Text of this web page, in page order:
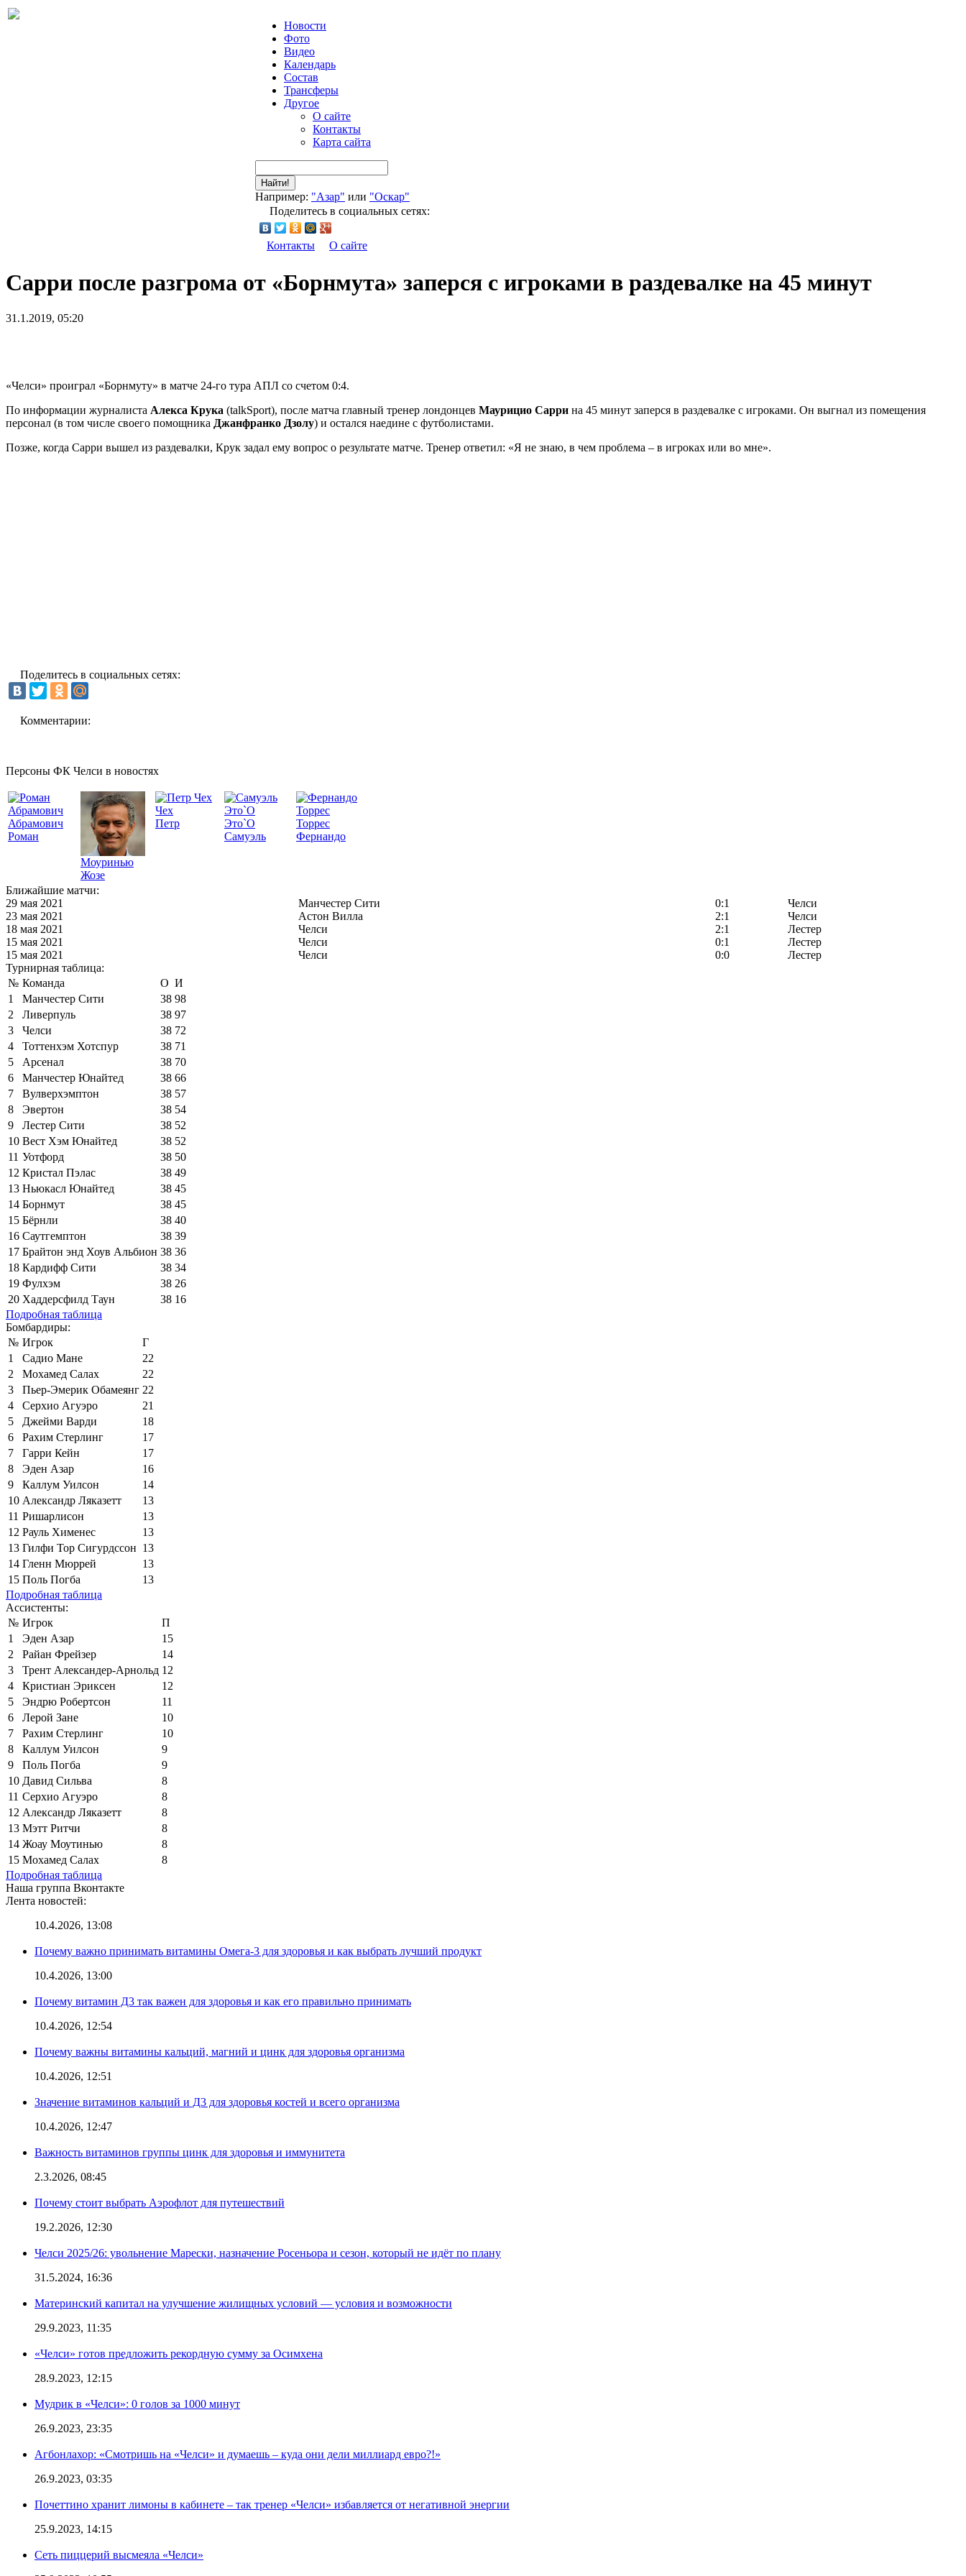
Новости
Фото
Видео
Календарь
Состав
Трансферы
Другое
О сайте
Контакты
Карта сайта
Найти!
Например: "Азар" или "Оскар"
Поделитесь в социальных сетях:
Контакты О сайте
Сарри после разгрома от «Борнмута» заперся с игроками в раздевалке на 45 минут
31.1.2019, 05:20
«Челси» проиграл «Борнмуту» в матче 24-го тура АПЛ со счетом 0:4.
По информации журналиста Алекса Крука (talkSport), после матча главный тренер лондонцев Маурицио Сарри на 45 минут заперся в раздевалке с игроками. Он выгнал из помещения
персонал (в том числе своего помощника Джанфранко Дзолу) и остался наедине с футболистами.
Позже, когда Сарри вышел из раздевалки, Крук задал ему вопрос о результате матче. Тренер ответил: «Я не знаю, в чем проблема – в игроках или во мне».
Поделитесь в социальных сетях:
Комментарии:
Персоны ФК Челси в новостях
Абрамович
Роман
Моуринью
Жозе
Чех
Петр
Это`О
Самуэль
Торрес
Фернандо
Ближайшие матчи:
29 мая 2021
Манчестер Сити 0:1
Челси
23 мая 2021
Астон Вилла 2:1
Челси
18 мая 2021
Челси 2:1
Лестер
15 мая 2021
Челси 0:1
Лестер
15 мая 2021
Челси 0:0
Лестер
Турнирная таблица:
№ Команда О И
1
Манчестер Сити 38 98
2
Ливерпуль 38 97
3
Челси 38 72
4
Тоттенхэм Хотспур 38 71
5
Арсенал 38 70
6
Манчестер Юнайтед 38 66
7
Вулверхэмптон 38 57
8
Эвертон 38 54
9
Лестер Сити 38 52
10 Вест Хэм Юнайтед 38 52
11 Уотфорд 38 50
12 Кристал Пэлас 38 49
13 Ньюкасл Юнайтед 38 45
14 Борнмут 38 45
15 Бёрнли 38 40
16 Саутгемптон 38 39
17 Брайтон энд Хоув Альбион 38 36
18 Кардифф Сити 38 34
19 Фулхэм 38 26
20 Хаддерсфилд Таун 38 16
Подробная таблица
Бомбардиры:
№ Игрок
Г
1
Садио Мане
22
2
Мохамед Салах
22
3
Пьер-Эмерик Обамеянг 22
4
Серхио Агуэро
21
5
Джейми Варди
18
6
Рахим Стерлинг
17
7
Гарри Кейн
17
8
Эден Азар
16
9
Каллум Уилсон
14
10 Александр Ляказетт
13
11 Ришарлисон
13
12 Рауль Хименес
13
13 Гилфи Тор Сигурдссон 13
14 Гленн Мюррей
13
15 Поль Погба
13
Подробная таблица
Ассистенты:
№ Игрок
П
1
Эден Азар
15
2
Райан Фрейзер
14
3
Трент Александер-Арнольд 12
4
Кристиан Эриксен
12
5
Эндрю Робертсон
11
6
Лерой Зане
10
7
Рахим Стерлинг
10
8
Каллум Уилсон
9
9
Поль Погба
9
10 Давид Сильва
8
11 Серхио Агуэро
8
12 Александр Ляказетт
8
13 Мэтт Ритчи
8
14 Жоау Моутинью
8
15 Мохамед Салах
8
Подробная таблица
Наша группа Вконтакте
Лента новостей:
10.4.2026, 13:08
Почему важно принимать витамины Омега-3 для здоровья и как выбрать лучший продукт
10.4.2026, 13:00
Почему витамин Д3 так важен для здоровья и как его правильно принимать
10.4.2026, 12:54
Почему важны витамины кальций, магний и цинк для здоровья организма
10.4.2026, 12:51
Значение витаминов кальций и Д3 для здоровья костей и всего организма
10.4.2026, 12:47
Важность витаминов группы цинк для здоровья и иммунитета
2.3.2026, 08:45
Почему стоит выбрать Аэрофлот для путешествий
19.2.2026, 12:30
Челси 2025/26: увольнение Марески, назначение Росеньора и сезон, который не идёт по плану
31.5.2024, 16:36
Материнский капитал на улучшение жилищных условий — условия и возможности
29.9.2023, 11:35
«Челси» готов предложить рекордную сумму за Осимхена
28.9.2023, 12:15
Мудрик в «Челси»: 0 голов за 1000 минут
26.9.2023, 23:35
Агбонлахор: «Смотришь на «Челси» и думаешь – куда они дели миллиард евро?!»
26.9.2023, 03:35
Почеттино хранит лимоны в кабинете – так тренер «Челси» избавляется от негативной энергии
25.9.2023, 14:15
Сеть пиццерий высмеяла «Челси»